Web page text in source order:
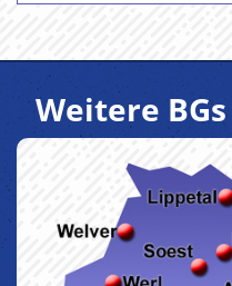
Weitere